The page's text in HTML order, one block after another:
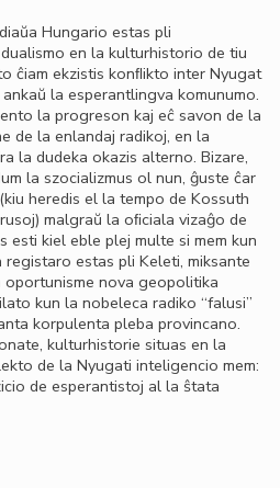
Hungario estas pli
en la kulturhistorio de tiu
ĉiam ekzistis konﬂikto inter Nyugat
la esperantlingva komunumo.
la progreson kaj eĉ savon de la
de la enlandaj radikoj, en la
la dudeka okazis alterno. Bizare,
la szocializmus ol nun, ĝuste ĉar
heredis el la tempo de Kossuth
malgraŭ la oﬁciala vizaĝo de
esti kiel eble plej multe si mem kun
estas pli Keleti, miksante
oportunisme nova geopolitika
kun la nobeleca radiko “falusi”
korpulenta pleba provincano.
kulturhistorie situas en la
de la Nyugati inteligencio mem:
de esperantistoj al la ŝtata